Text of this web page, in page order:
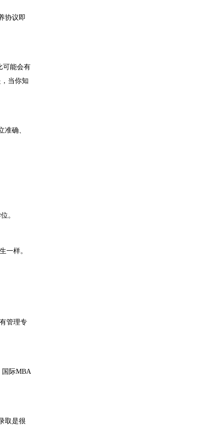
协议即
可能会有
当你知
确、
。
一样。
管理专
国际MBA
取是很